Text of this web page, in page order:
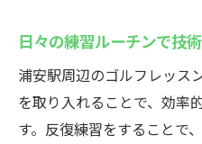
日々の練習ルーチンで技
浦安駅周辺のゴルフレッス
を取り入れることで、効率
す。反復練習をすることで